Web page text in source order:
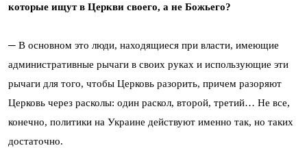
которые ищут в Церкви своего, а не Божьего?
─ В основном это люди, находящиеся при власти, имеющие
административные рычаги в своих руках и использующие эти
рычаги для того, чтобы Церковь разорить, причем разоряют
Церковь через расколы: один раскол, второй, третий… Не все,
конечно, политики на Украине действуют именно так, но таких
достаточно.